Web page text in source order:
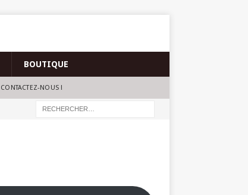
BOUTIQUE
CONTACTEZ-NOUS !